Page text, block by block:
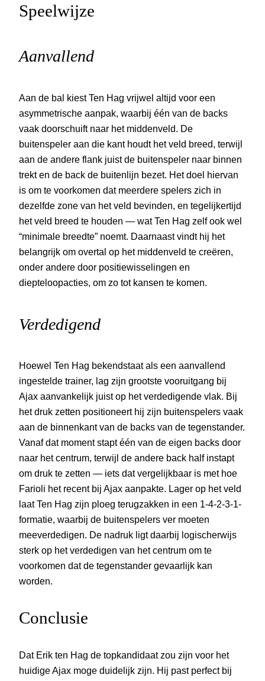
Speelwijze
Aanvallend
Aan de bal kiest Ten Hag vrijwel altijd voor een
asymmetrische aanpak, waarbij één van de backs
vaak doorschuift naar het middenveld. De
buitenspeler aan die kant houdt het veld breed, terwijl
aan de andere flank juist de buitenspeler naar binnen
trekt en de back de buitenlijn bezet. Het doel hiervan
is om te voorkomen dat meerdere spelers zich in
dezelfde zone van het veld bevinden, en tegelijkertijd
het veld breed te houden — wat Ten Hag zelf ook wel
“minimale breedte” noemt. Daarnaast vindt hij het
belangrijk om overtal op het middenveld te creëren,
onder andere door positiewisselingen en
diepteloopacties, om zo tot kansen te komen.
Verdedigend
Hoewel Ten Hag bekendstaat als een aanvallend
ingestelde trainer, lag zijn grootste vooruitgang bij
Ajax aanvankelijk juist op het verdedigende vlak. Bij
het druk zetten positioneert hij zijn buitenspelers vaak
aan de binnenkant van de backs van de tegenstander.
Vanaf dat moment stapt één van de eigen backs door
naar het centrum, terwijl de andere back half instapt
om druk te zetten — iets dat vergelijkbaar is met hoe
Farioli het recent bij Ajax aanpakte. Lager op het veld
laat Ten Hag zijn ploeg terugzakken in een 1-4-2-3-1-
formatie, waarbij de buitenspelers ver moeten
meeverdedigen. De nadruk ligt daarbij logischerwijs
sterk op het verdedigen van het centrum om te
voorkomen dat de tegenstander gevaarlijk kan
worden.
Conclusie
Dat Erik ten Hag de topkandidaat zou zijn voor het
huidige Ajax moge duidelijk zijn. Hij past perfect bij